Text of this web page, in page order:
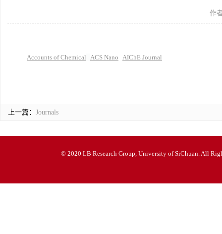
作
Accounts of Chemical ACS Nano AIChE Journal
上一篇： Journals
© 2020 LB Research Group, University of SiChuan. All